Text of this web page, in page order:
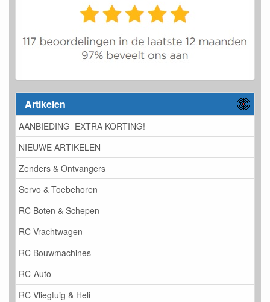
Artikelen
AANBIEDING=EXTRA KORTING!
NIEUWE ARTIKELEN
Zenders & Ontvangers
Servo & Toebehoren
RC Boten & Schepen
RC Vrachtwagen
RC Bouwmachines
RC-Auto
RC Vliegtuig & Heli